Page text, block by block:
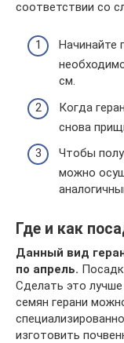
соответствии со
Начинайте
см.
Когда
снова
Чтобы
можно
Где и как
Данный вид
по апрель.
Сделать это
семян герани
изготовить